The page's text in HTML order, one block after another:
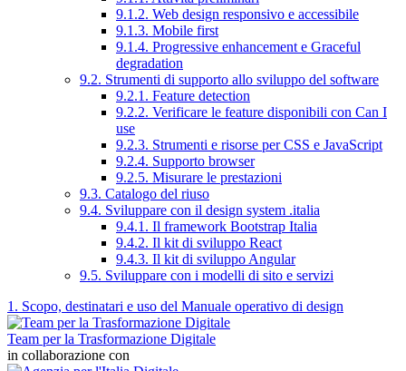
9.1.2. Web design responsivo e accessibile
9.1.3. Mobile first
9.1.4. Progressive enhancement e Graceful
degradation
9.2. Strumenti di supporto allo sviluppo del software
9.2.1. Feature detection
9.2.2. Verificare le feature disponibili con Can I
use
9.2.3. Strumenti e risorse per CSS e JavaScript
9.2.4. Supporto browser
9.2.5. Misurare le prestazioni
9.3. Catalogo del riuso
9.4. Sviluppare con il design system .italia
9.4.1. Il framework Bootstrap Italia
9.4.2. Il kit di sviluppo React
9.4.3. Il kit di sviluppo Angular
9.5. Sviluppare con i modelli di sito e servizi
1. Scopo, destinatari e uso del Manuale operativo di design
Team per la Trasformazione Digitale
in collaborazione con